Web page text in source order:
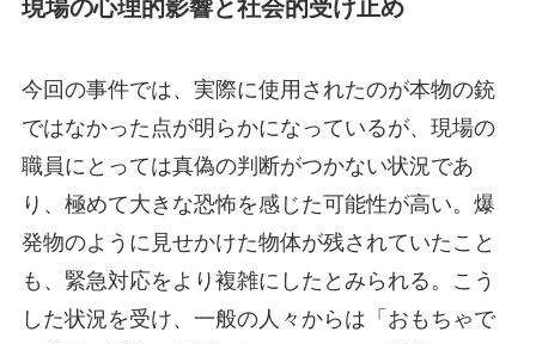
現場の心理的影響と社会的受け止め
今回の事件では、実際に使用されたのが本物の銃
ではなかった点が明らかになっているが、現場の
職員にとっては真偽の判断がつかない状況であ
り、極めて大きな恐怖を感じた可能性が高い。爆
発物のように見せかけた物体が残されていたこと
も、緊急対応をより複雑にしたとみられる。こう
した状況を受け、一般の人々からは「おもちゃで